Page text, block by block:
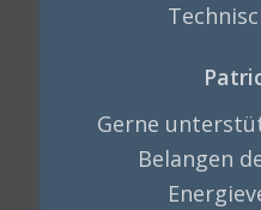
Gerne
Belangen